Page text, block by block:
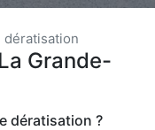
dératisation
Grande-
dératisation ?